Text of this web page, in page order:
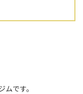
です。